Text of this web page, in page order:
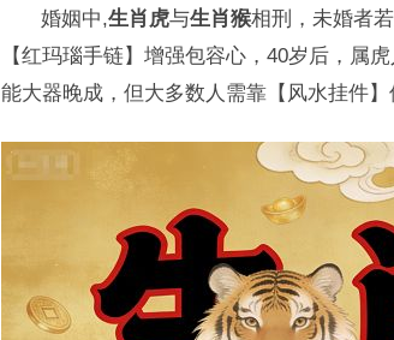
婚姻中,生肖虎与生肖猴相刑，未婚者
【红玛瑙手链】增强包容心，40岁后，属
能大器晚成，但大多数人需靠【风水挂件】